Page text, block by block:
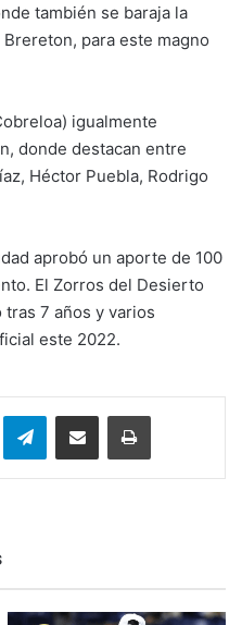
también se baraja la
para este magno
igualmente
donde destacan entre
Héctor Puebla, Rodrigo
aprobó un aporte de 100
El Zorros del Desierto
7 años y varios
este 2022.
TelegramEnviar vía email Imprimir